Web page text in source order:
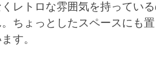
レトロな雰囲気を持ってい
ちょっとしたスペースにも
す。